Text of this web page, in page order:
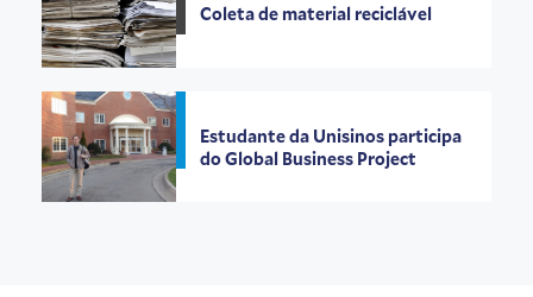
Coleta de material reciclável
Estudante da Unisinos participa
do Global Business Project